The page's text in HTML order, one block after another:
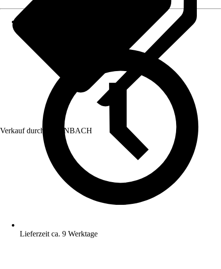
Verkauf durch: HORNBACH
Lieferzeit ca. 9 Werktage